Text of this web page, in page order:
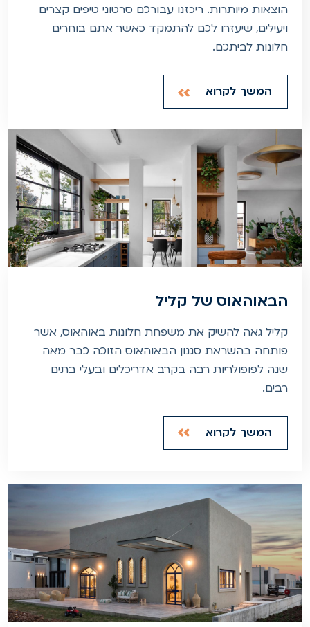
הוצאות מיותרות. ריכזנו עבורכם סרטוני טיפים קצרים
ויעילים, שיעזרו לכם להתמקד כאשר אתם בוחרים
חלונות לביתכם.
המשך לקרוא
הבאוהאוס של קליל
קליל גאה להשיק את משפחת חלונות באוהאוס, אשר
פותחה בהשראת סגנון הבאוהאוס הזוכה כבר מאה
שנה לפופולריות רבה בקרב אדריכלים ובעלי בתים
רבים.
המשך לקרוא